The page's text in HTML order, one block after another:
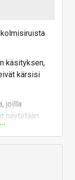
käsityksen,
kärsisi
joilla
näytetään
väripyörällä.
kuten